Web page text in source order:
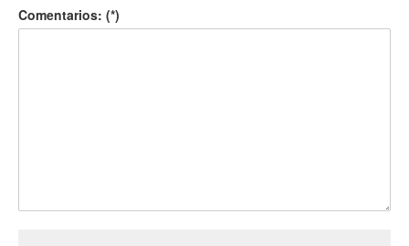
Comentarios: (*)